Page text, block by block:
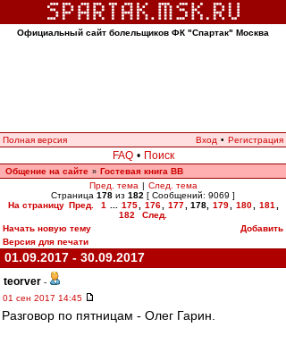
Официальный сайт болельщиков ФК "Спартак" Москва
Полная версия Вход • Регистрация
FAQ • Поиск
Общение на сайте » Гостевая книга ВВ
Пред. тема | След. тема
Страница 178 из 182 [ Сообщений: 9069 ]
На страницу Пред. 1 175 176 177 178 179 180 181
182
След.
Начать новую тему
Добавить
Версия для печати
01.09.2017 - 30.09.2017
teorver -
01 сен 2017 14:45
Разговор по пятницам - Олег Гарин.